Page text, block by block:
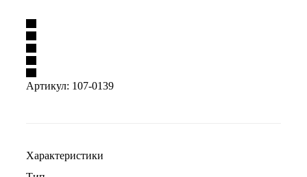
Артикул: 107-0139
Характеристики